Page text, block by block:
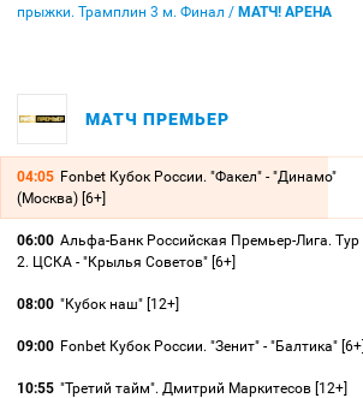
прыжки. Трамплин 3 м. Финал / МАТЧ! АРЕНА
МАТЧ ПРЕМЬЕР
04:05 Fonbet Кубок России. "Факел" - "Динамо"
(Москва) [6+]
06:00 Альфа-Банк Российская Премьер-Лига. Тур
2. ЦСКА - "Крылья Советов" [6+]
08:00 "Кубок наш" [12+]
09:00 Fonbet Кубок России. "Зенит" - "Балтика" [6+]
10:55 "Третий тайм". Дмитрий Маркитесов [12+]